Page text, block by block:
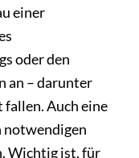
einer
oder den
an – darunter
fallen. Auch eine
notwendigen
Wichtig ist, für